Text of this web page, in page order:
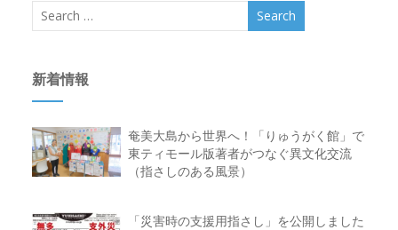
新着情報
奄美大島から世界へ！「りゅうがく館」で
東ティモール版著者がつなぐ異文化交流
（指さしのある風景）
「災害時の支援用指さし」を公開しました